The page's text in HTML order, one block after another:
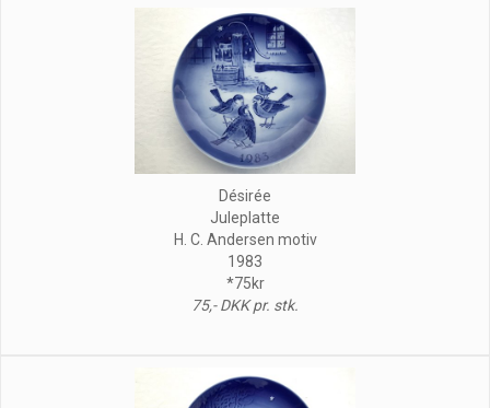
Désirée
Juleplatte
H. C. Andersen motiv
1983
*75kr
75,- DKK pr. stk.